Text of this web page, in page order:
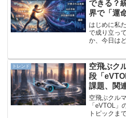
できる？
界で「運
はじめに私
で成り立っ
か、今日は
に決めてい
しかし、イ
トレンド
空飛ぶク
段「
課題、関
説！
空飛ぶクル
「eVTOL」
トピックま